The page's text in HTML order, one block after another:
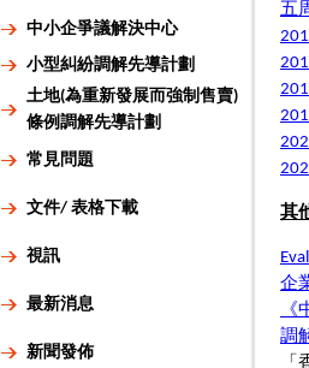
中小企爭議解決中心
小型糾紛調解先導計劃
土地(為重新發展而強制售賣)
條例調解先導計劃
常見問題
文件/ 表格下載
視訊
最新消息
新聞發佈
五
其
企
調